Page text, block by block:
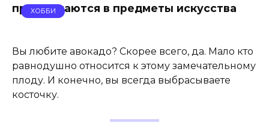
превращаются в предметы искусства
ХОББИ
Вы любите авокадо? Скорее всего, да. Мало кто
равнодушно относится к этому замечательному
плоду. И конечно, вы всегда выбрасываете
косточку.